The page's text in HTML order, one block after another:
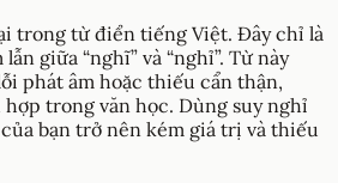
trong từ điển tiếng Việt. Đây chỉ là
giữa “nghĩ” và “nghỉ”. Từ này
phát âm hoặc thiếu cẩn thận,
trong văn học. Dùng suy nghỉ
bạn trở nên kém giá trị và thiếu